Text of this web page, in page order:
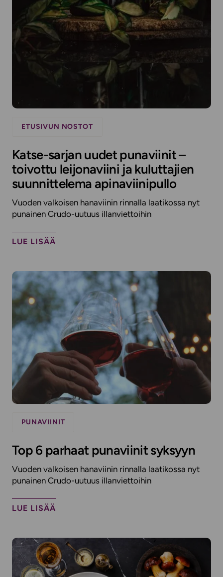
ETUSIVUN NOSTOT
Katse-sarjan uudet punaviinit –
toivottu leijonaviini ja kuluttajien
suunnittelema apinaviinipullo
Vuoden valkoisen hanaviinin rinnalla laatikossa nyt
punainen Crudo-uutuus illanviettoihin
LUE LISÄÄ
PUNAVIINIT
Top 6 parhaat punaviinit syksyyn
Vuoden valkoisen hanaviinin rinnalla laatikossa nyt
punainen Crudo-uutuus illanviettoihin
LUE LISÄÄ